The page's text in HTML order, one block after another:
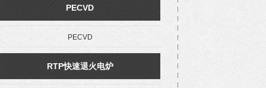
PECVD
PECVD
RTP快速退火电炉